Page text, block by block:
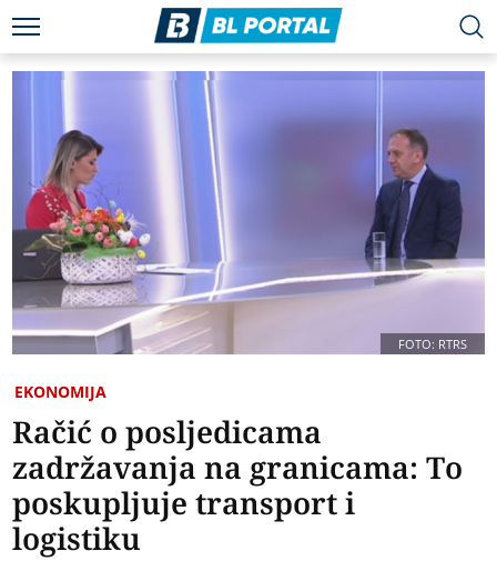
FOTO: RTRS
EKONOMIJA
Račić o posljedicama
zadržavanja na granicama: To
poskupljuje transport i
logistiku